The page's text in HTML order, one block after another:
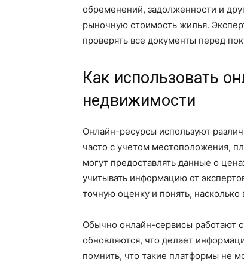
обременений, задолженности и
рыночную стоимость жилья.
проверять все документы перед
Как использовать
недвижимости
Онлайн-ресурсы используют
часто с учетом местоположения,
могут предоставлять данные о
учитывать информацию от
точную оценку и понять,
Обычно онлайн-сервисы работают
обновляются, что делает
помнить, что такие платформы не